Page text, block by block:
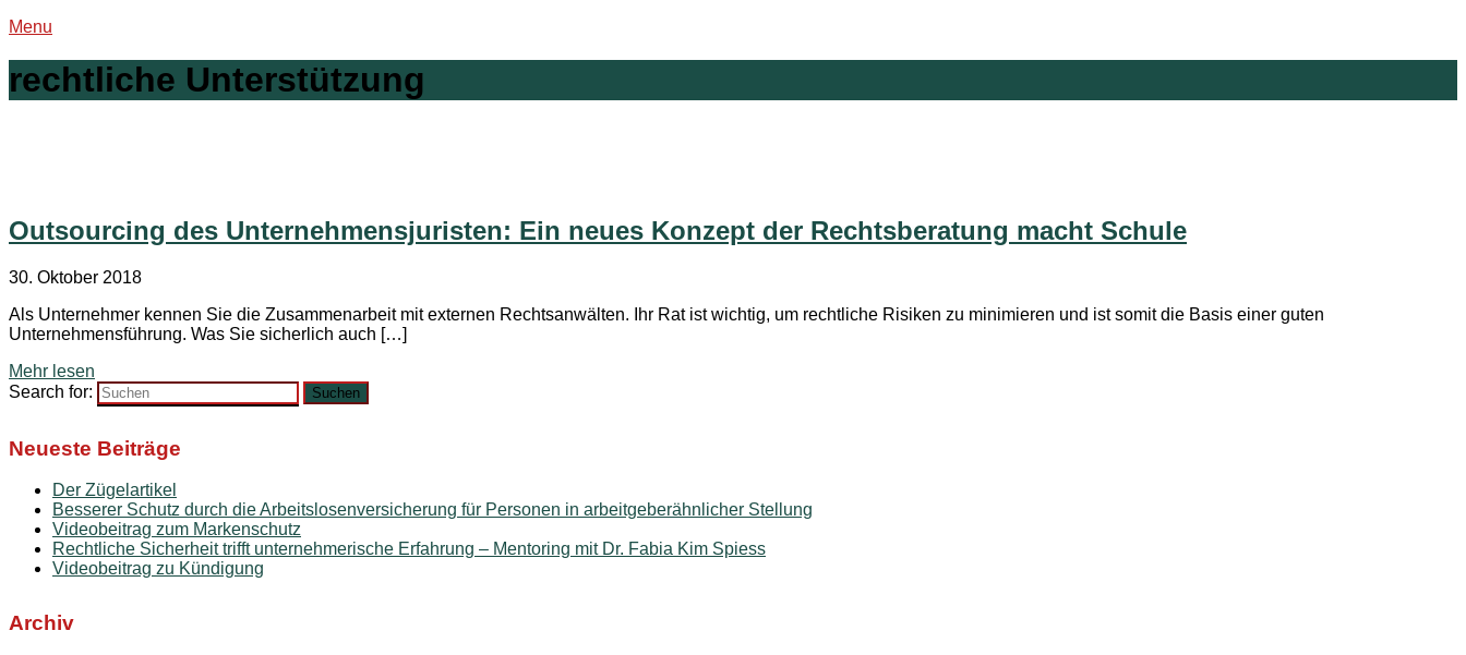
Menu
rechtliche Unterstützung
Outsourcing des Unternehmensjuristen: Ein neues Konzept der Rechtsberatung macht Schule
30. Oktober 2018
Als Unternehmer kennen Sie die Zusammenarbeit mit externen Rechtsanwälten. Ihr Rat ist wichtig, um rechtliche Risiken zu minimieren und ist somit die Basis einer guten
Unternehmensführung. Was Sie sicherlich auch […]
Mehr lesen
Search for:
Suchen
Neueste Beiträge
Der Zügelartikel
Besserer Schutz durch die Arbeitslosenversicherung für Personen in arbeitgeberähnlicher Stellung
Videobeitrag zum Markenschutz
Rechtliche Sicherheit trifft unternehmerische Erfahrung – Mentoring mit Dr. Fabia Kim Spiess
Videobeitrag zu Kündigung
Archiv